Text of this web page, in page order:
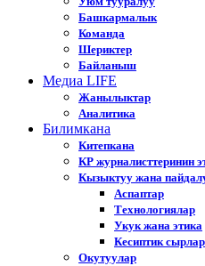
Башкармалык
Команда
Шериктер
Байланыш
Медиа LIFE
Жанылыктар
Аналитика
Билимкана
Китепкана
КР журналисттеринин
Кызыктуу жана
Аспаптар
Технологиялар
Укук жана этика
Кесиптик сырлар
Окутуулар